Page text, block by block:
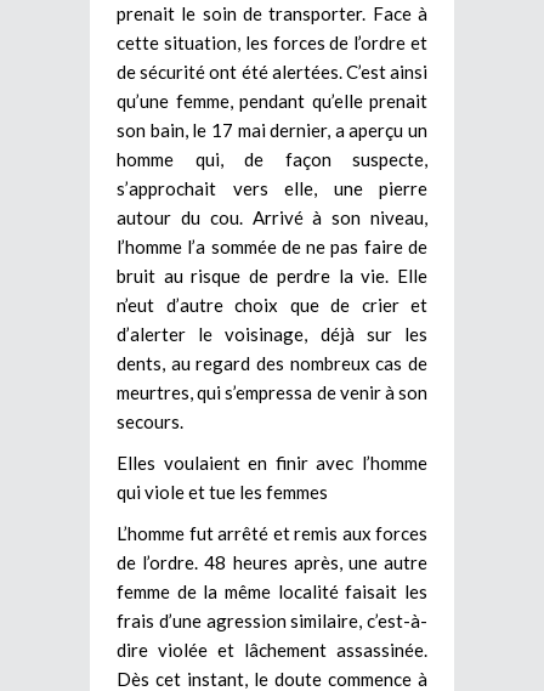
prenait le soin de transporter. Face à
cette situation, les forces de l’ordre et
de sécurité ont été alertées. C’est ainsi
qu’une femme, pendant qu’elle prenait
son bain, le 17 mai dernier, a aperçu un
homme qui, de façon suspecte,
s’approchait vers elle, une pierre
autour du cou. Arrivé à son niveau,
l’homme l’a sommée de ne pas faire de
bruit au risque de perdre la vie. Elle
n’eut d’autre choix que de crier et
d’alerter le voisinage, déjà sur les
dents, au regard des nombreux cas de
meurtres, qui s’empressa de venir à son
secours.
Elles voulaient en finir avec l’homme
qui viole et tue les femmes
L’homme fut arrêté et remis aux forces
de l’ordre. 48 heures après, une autre
femme de la même localité faisait les
frais d’une agression similaire, c’est-à-
dire violée et lâchement assassinée.
Dès cet instant, le doute commence à